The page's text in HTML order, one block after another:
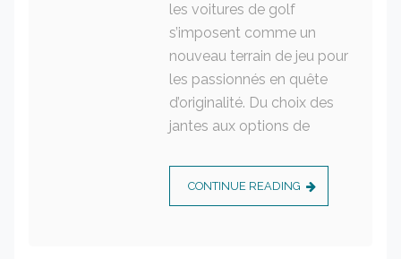
les voitures de golf
s’imposent comme un
nouveau terrain de jeu pour
les passionnés en quête
d’originalité. Du choix des
jantes aux options de
CONTINUE READING